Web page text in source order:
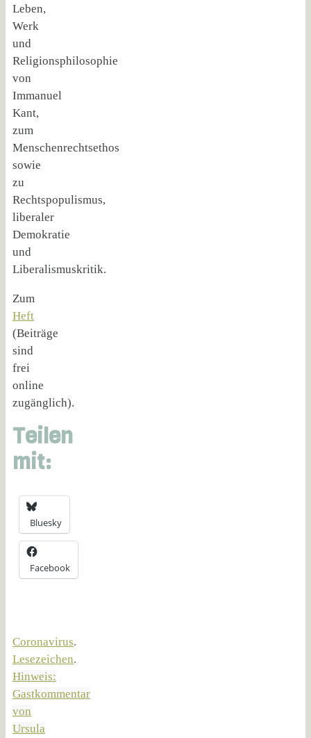
Leben,
Werk
und
Religionsphilosophie
von
Immanuel
Kant,
zum
Menschenrechtsethos
sowie
zu
Rechtspopulismus,
liberaler
Demokratie
und
Liberalismuskritik.
Zum
Heft
(Beiträge
sind
frei
online
zugänglich).
Teilen
mit:
Bluesky
Facebook
Coronavirus.
Lesezeichen.
Hinweis:
Gastkommentar
von
Ursula